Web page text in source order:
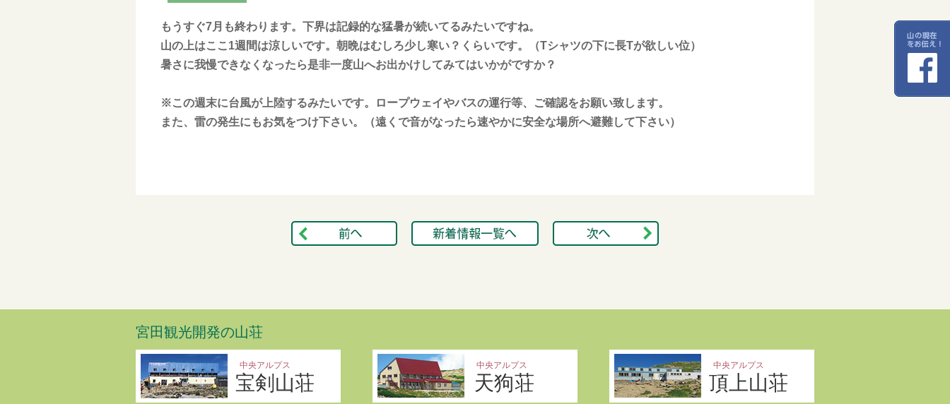
もうすぐ7月も終わります。下界は記録的な猛暑が続いてるみたいですね。
山の上はここ1週間は涼しいです。朝晩はむしろ少し寒い？くらいです。（Tシャツの下に長Tが欲しい位）
暑さに我慢できなくなったら是非一度山へお出かけしてみてはいかがですか？
※この週末に台風が上陸するみたいです。ロープウェイやバスの運行等、ご確認をお願い致します。
また、雷の発生にもお気をつけ下さい。（遠くで音がなったら速やかに安全な場所へ避難して下さい）
宮田観光開発の山荘
中央アルプス
宝剣山荘
中央アルプス
天狗荘
中央アルプス
頂上山荘